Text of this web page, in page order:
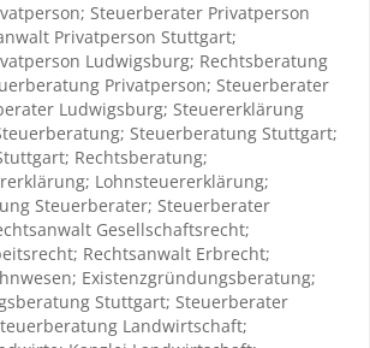
Steuerberater Privatperson
Privatperson Stuttgart;
Ludwigsburg; Rechtsberatung
Privatperson; Steuerberater
Ludwigsburg; Steuererklärung
Steuerberatung Stuttgart;
Rechtsberatung;
Lohnsteuererklärung;
Steuerberater; Steuerberater
Gesellschaftsrecht;
Rechtsanwalt Erbrecht;
Existenzgründungsberatung;
Stuttgart; Steuerberater
Landwirtschaft;